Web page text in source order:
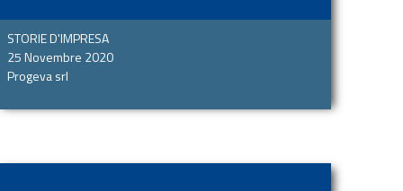
STORIE D'IMPRESA
25 Novembre 2020
Progeva srl